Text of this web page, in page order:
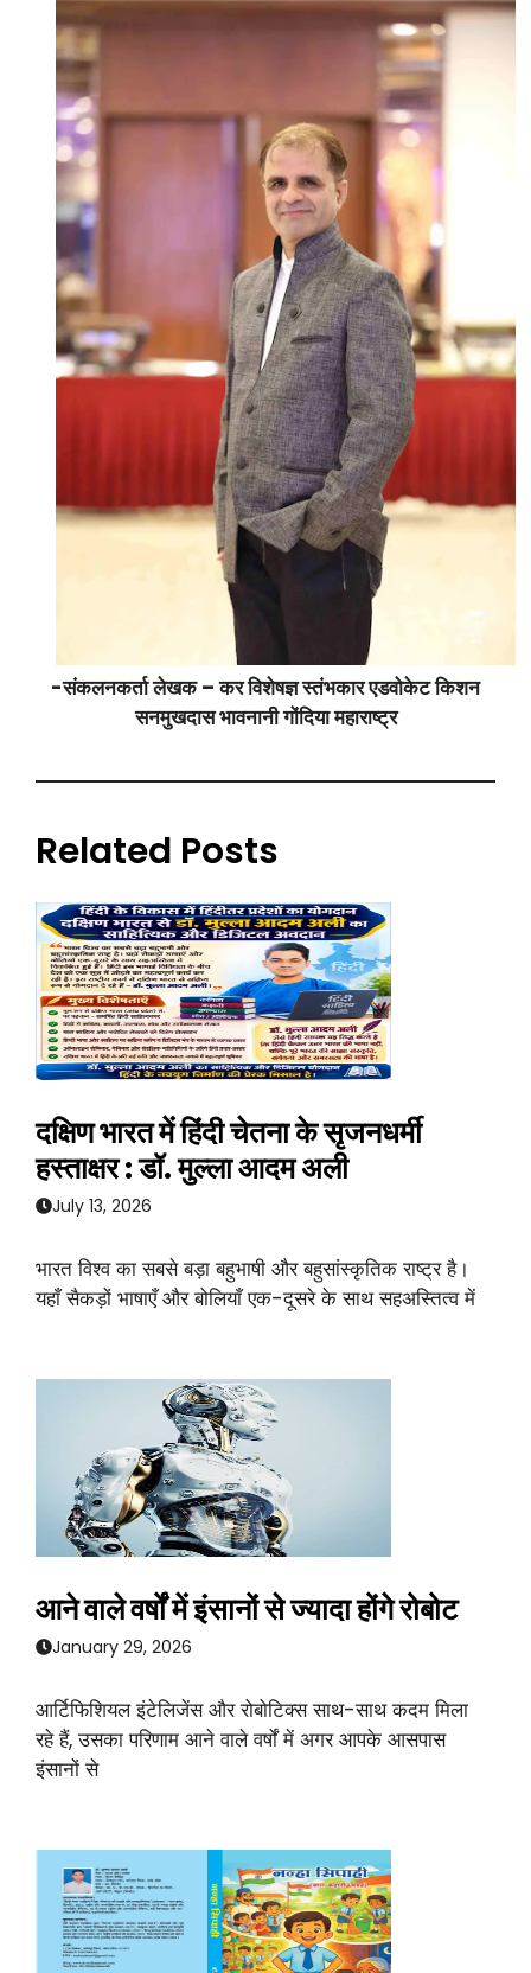
-संकलनकर्ता लेखक – कर विशेषज्ञ स्तंभकार एडवोकेट किशन
सनमुखदास भावनानी गोंदिया महाराष्ट्र
Related Posts
दक्षिण भारत में हिंदी चेतना के सृजनधर्मी
हस्ताक्षर : डॉ. मुल्ला आदम अली
July 13, 2026
भारत विश्व का सबसे बड़ा बहुभाषी और बहुसांस्कृतिक राष्ट्र है।
यहाँ सैकड़ों भाषाएँ और बोलियाँ एक-दूसरे के साथ सहअस्तित्व में
आने वाले वर्षों में इंसानों से ज्यादा होंगे रोबोट
January 29, 2026
आर्टिफिशियल इंटेलिजेंस और रोबोटिक्स साथ-साथ कदम मिला
रहे हैं, उसका परिणाम आने वाले वर्षों में अगर आपके आसपास
इंसानों से